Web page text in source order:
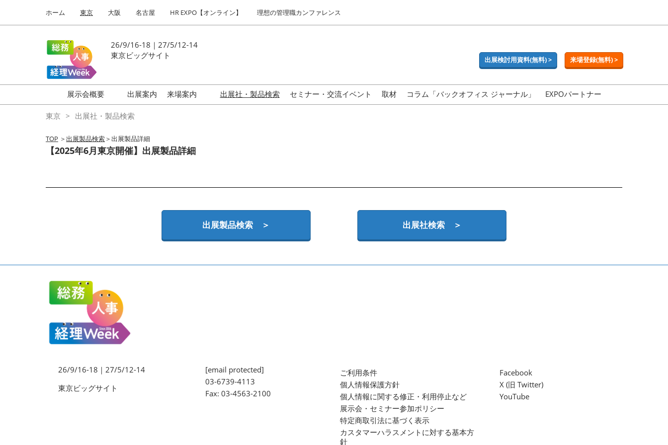
キ
プ
し
て
進
to
ホーム 東京 大阪 名古屋 HR EXPO【オンライン】 理想の管理職カンファレンス
26/9/16-18｜27/5/12-14
東京ビッグサイト
出展検討用資料(無料) > 来場登録(無料) >
展示会概要
働き方改革 EXPO
福利厚生 EXPO
ワークプレイス改革EXPO
【9月より】バックオフィス
AIエージェント EXPO
【9月】展示会概要
出展案内
来場案内
出展社・製品検索 セミナー・交流イベント 取材 コラム「バックオフィス ジャーナル」 EXPOパートナー
東京 出展社・製品検索
TOP ＞出展製品検索＞出展製品詳細
【2025年6月東京開催】出展製品詳細
出展製品検索 ＞ 出展社検索 ＞
26/9/16-18｜27/5/12-14
東京ビッグサイト
[email protected]
03-6739-4113
Fax: 03-4563-2100
ご利用条件
個人情報保護方針
個人情報に関する修正・利用停止など
展示会・セミナー参加ポリシー
特定商取引法に基づく表示
カスタマーハラスメントに対する基本方
針
Facebook
X (旧 Twitter)
YouTube